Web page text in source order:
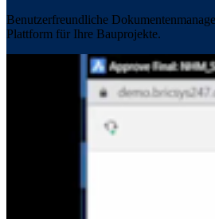
Benutzerfreundliche
Plattform für Ihre Bauprojekte.